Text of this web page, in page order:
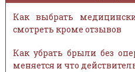
Как выбрать
смотреть кроме отзывов
Как убрать брыли без
меняется и что